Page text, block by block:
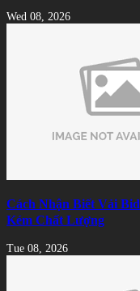
Wed 08, 2026
Cách Nhận Biết Vải
Kém Chất Lượng
Tue 08, 2026